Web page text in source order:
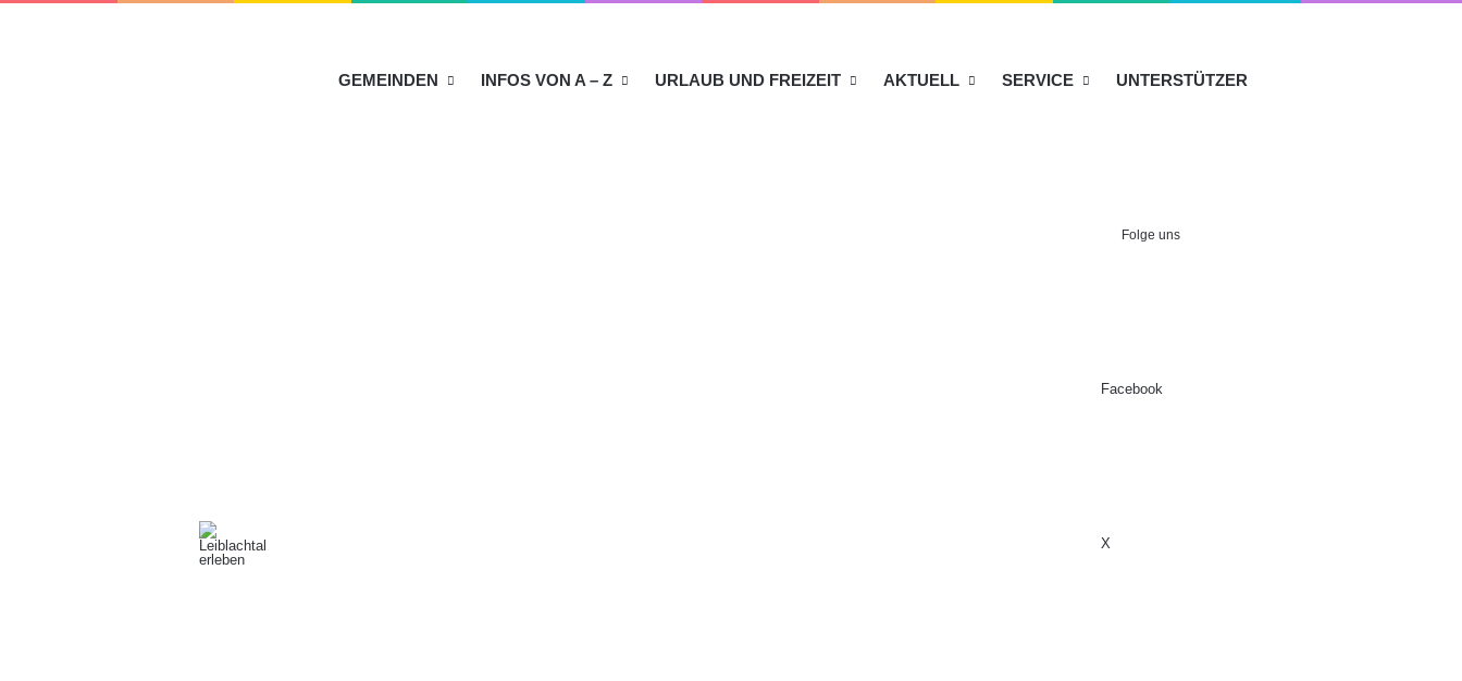
HOMEGEMEINDEN INFOS VON A – Z URLAUB UND FREIZEIT AKTUELL SERVICE UNTERSTÜTZER
Folge uns
Facebook
X